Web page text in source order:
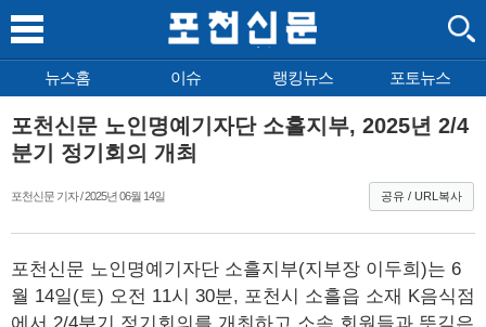
뉴스홈 이슈 랭킹뉴스 포토뉴스
포천신문 노인명예기자단 소흘지부, 2025년 2/4
분기 정기회의 개최
포천신문 기자 / 2025년 06월 14일 공유 / URL복사
포천신문 노인명예기자단 소흘지부(지부장 이두희)는 6
월 14일(토) 오전 11시 30분, 포천시 소흘읍 소재 K음식점